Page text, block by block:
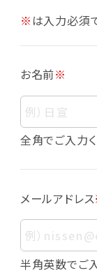
個人情報
個人情報と
て、当該情
す。また、
も、他の情
お客様個人
れます。
※は入力必須
お名前※
全角でご入力
メールアドレス
半角英数でご